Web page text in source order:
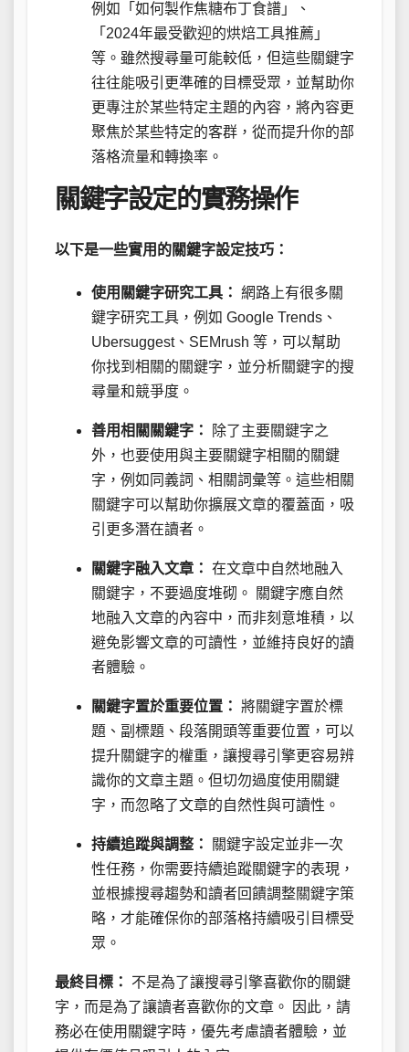
例如「如何製作焦糖布丁食譜」、
「2024年最受歡迎的烘焙工具推薦」
等。雖然搜尋量可能較低，但這些關鍵字
往往能吸引更準確的目標受眾，並幫助你
更專注於某些特定主題的內容，將內容更
聚焦於某些特定的客群，從而提升你的部
落格流量和轉換率。
關鍵字設定的實務操作
以下是一些實用的關鍵字設定技巧：
使用關鍵字研究工具： 網路上有很多關
鍵字研究工具，例如 Google Trends、
Ubersuggest、SEMrush 等，可以幫助
你找到相關的關鍵字，並分析關鍵字的搜
尋量和競爭度。
善用相關關鍵字：
除了主要關鍵字之
外，也要使用與主要關鍵字相關的關鍵
字，例如同義詞、相關詞彙等。這些相關
關鍵字可以幫助你擴展文章的覆蓋面，吸
引更多潛在讀者。
關鍵字融入文章： 在文章中自然地融入
關鍵字，不要過度堆砌。 關鍵字應自然
地融入文章的內容中，而非刻意堆積，以
避免影響文章的可讀性，並維持良好的讀
者體驗。
關鍵字置於重要位置： 將關鍵字置於標
題、副標題、段落開頭等重要位置，可以
提升關鍵字的權重，讓搜尋引擎更容易辨
識你的文章主題。但切勿過度使用關鍵
字，而忽略了文章的自然性與可讀性。
持續追蹤與調整：
關鍵字設定並非一次
性任務，你需要持續追蹤關鍵字的表現，
並根據搜尋趨勢和讀者回饋調整關鍵字策
略，才能確保你的部落格持續吸引目標受
眾。
最終目標：
不是為了讓搜尋引擎喜歡你的關鍵
字，而是為了讓讀者喜歡你的文章。 因此，請
務必在使用關鍵字時，優先考慮讀者體驗，並